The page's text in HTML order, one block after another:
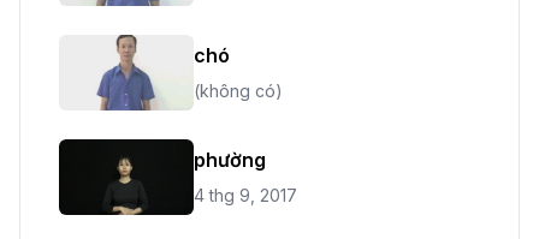
chó
(không có)
phường
4 thg 9, 2017